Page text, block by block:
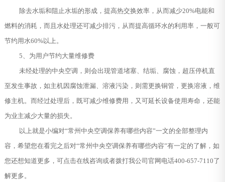
除去水垢和阻止水垢的形成，提高热交换效率，从而减少20%电能和
燃料的消耗，而且水处理还可减少排污，从而提高循环水的利用率，一般可
节约用水60%以上。
5、为用户节约大量维修费
未经处理的中央空调，则会出现管道堵塞、结垢、腐蚀，超压停机直
至发生事故，如主机因腐蚀泄漏、溶液污染，则需更换铜管，更换溶液，维
修主机。而经过处理后，既可减少维修费用，又可延长设备使用寿命，还能
为业主减少大量的损失。
以上就是小编对“常州中央空调保养有哪些内容”一文的全部整理内
容，希望您在看完之后对“常州中央空调保养有哪些内容”有一定的了解，如
您还想知道更多，可点击在线咨询或者拨打我公司官网电话400-657-7110了
解更多。